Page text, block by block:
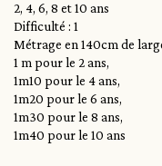
2, 4, 6, 8 et 10 ans
Difficulté : 1
Métrage en 140cm de
1 m pour le 2 ans,
1m10 pour le 4 ans,
1m20 pour le 6 ans,
1m30 pour le 8 ans,
1m40 pour le 10 ans